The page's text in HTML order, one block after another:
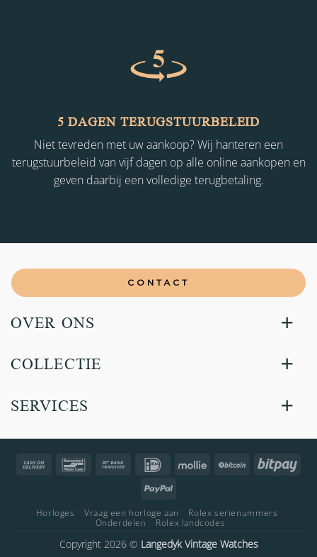
5 DAGEN TERUGSTUURBELEID
Niet tevreden met uw aankoop? Wij hanteren een
terugstuurbeleid van vijf dagen op alle online aankopen en
geven daarbij een volledige terugbetaling.
CONTACT
OVER ONS
COLLECTIE
SERVICES
Cash
Bancontact Bank
IDeal Mollie BitCoin
PayPal
Horloges Vraag een horloge aan
Rolex serienummers
Onderdelen
Rolex landcodes
Copyright 2026 © Langedyk Vintage Watches